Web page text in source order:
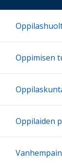
Oppimisen
Oppilaiden